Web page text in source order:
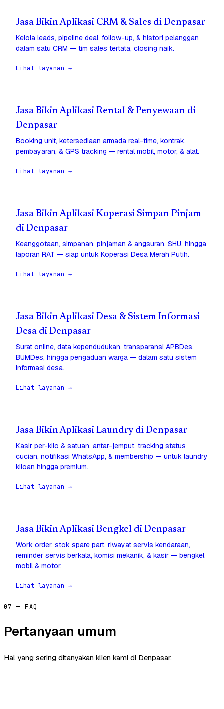
Jasa Bikin Aplikasi CRM & Sales di Denpasar
Kelola leads, pipeline deal, follow-up, & histori pelanggan
dalam satu CRM — tim sales tertata, closing naik.
Lihat layanan →
Jasa Bikin Aplikasi Rental & Penyewaan di
Denpasar
Booking unit, ketersediaan armada real-time, kontrak,
pembayaran, & GPS tracking — rental mobil, motor, & alat.
Lihat layanan →
Jasa Bikin Aplikasi Koperasi Simpan Pinjam
di Denpasar
Keanggotaan, simpanan, pinjaman & angsuran, SHU, hingga
laporan RAT — siap untuk Koperasi Desa Merah Putih.
Lihat layanan →
Jasa Bikin Aplikasi Desa & Sistem Informasi
Desa di Denpasar
Surat online, data kependudukan, transparansi APBDes,
BUMDes, hingga pengaduan warga — dalam satu sistem
informasi desa.
Lihat layanan →
Jasa Bikin Aplikasi Laundry di Denpasar
Kasir per-kilo & satuan, antar-jemput, tracking status
cucian, notifikasi WhatsApp, & membership — untuk laundry
kiloan hingga premium.
Lihat layanan →
Jasa Bikin Aplikasi Bengkel di Denpasar
Work order, stok spare part, riwayat servis kendaraan,
reminder servis berkala, komisi mekanik, & kasir — bengkel
mobil & motor.
Lihat layanan →
07 — FAQ
Pertanyaan umum
Hal yang sering ditanyakan klien kami di Denpasar.